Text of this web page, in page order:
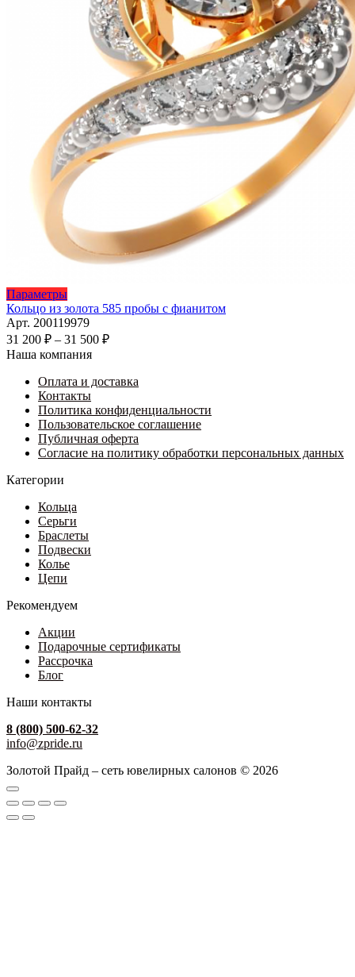
ПараметрыЭтот
товар
имеет
несколько
вариаций.
можно
выбрать
на
странице
товара.
Кольцо из золота 585 пробы с фианитом
Арт. 200119979
31 200 ₽ – 31 500 ₽Диапазон
200 ₽
31
500 ₽
Наша компания
Оплата и доставка
Контакты
Политика конфиденциальности
Пользовательское соглашение
Публичная оферта
Согласие на политику обработки персональных данных
Категории
Кольца
Серьги
Браслеты
Подвески
Колье
Цепи
Рекомендуем
Акции
Подарочные сертификаты
Рассрочка
Блог
Наши контакты
8 (800) 500-62-32
info@zpride.ru
Золотой Прайд – сеть ювелирных салонов © 2026